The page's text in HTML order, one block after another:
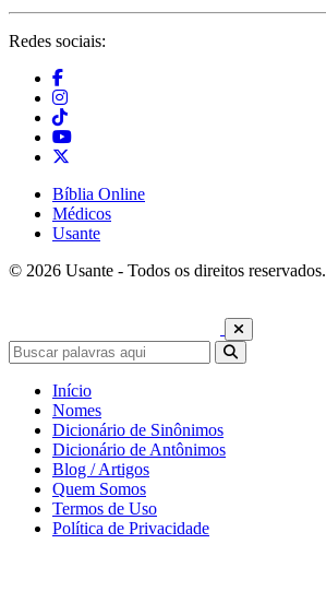
Redes sociais:
Bíblia Online
Médicos
Usante
© 2026 Usante - Todos os direitos reservados.
Início
Nomes
Dicionário de Sinônimos
Dicionário de Antônimos
Blog / Artigos
Quem Somos
Termos de Uso
Política de Privacidade